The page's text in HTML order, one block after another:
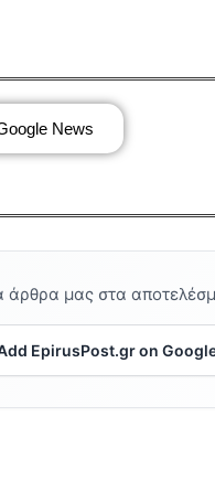
News
άρθρα μας στα
EpirusPost.gr on